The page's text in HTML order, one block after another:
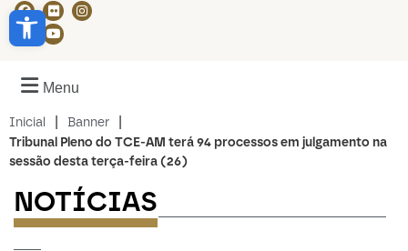
Abrir a barra de ferramentas
Menu
Inicial Banner
Tribunal Pleno do TCE-AM terá 94 processos em julgamento na
sessão desta terça-feira (26)
NOTÍCIAS
---